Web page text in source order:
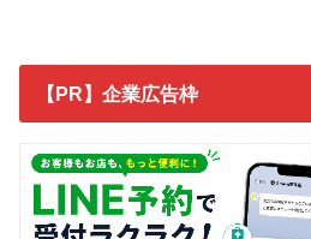
【PR】企業広告枠